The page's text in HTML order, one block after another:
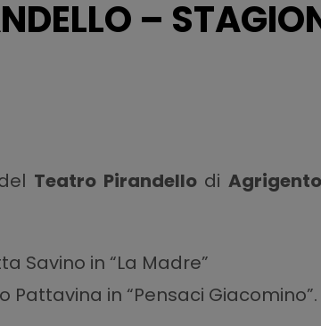
–
Teatro Pirandellodi Agrigento
Savino in “La Madre”
Pattavina in “Pensaci Giacomino”.